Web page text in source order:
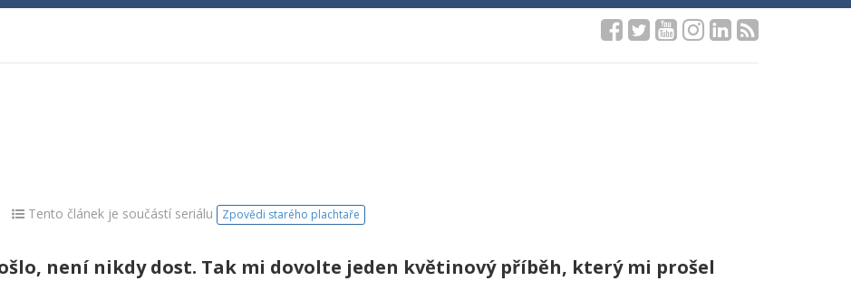
Tento článek je součástí seriálu Zpovědi starého plachtaře
není nikdy dost. Tak mi dovolte jeden květinový příběh, který mi prošel